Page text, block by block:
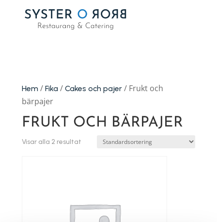
Hem / Fika / Cakes och pajer/ Frukt och
bärpajer
FRUKT OCH BÄRPAJER
Visar alla 2 resultat